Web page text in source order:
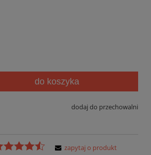
do koszyka
dodaj do przechowalni
zapytaj o produkt